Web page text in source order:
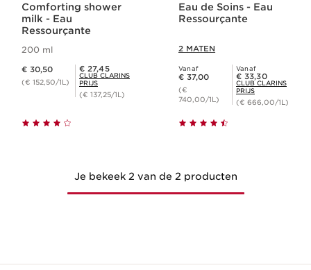
Comforting shower
milk - Eau
Ressourçante
200 ml
€ 30,50
(€ 152,50/1L)
Club Clarins Prijs € 27,45
€ 27,45
CLUB CLARINS
PRIJS
(€ 137,25/1L)
Eau de Soins - Eau
Ressourçante
2 MATEN
Vanaf
Dit is nu de prijs € 37,00
€ 37,00
(€
740,00/1L)
Vanaf
Club Clarins Prijs € 33,30
€ 33,30
CLUB CLARINS
PRIJS
(€ 666,00/1L)
Je bekeek 2 van de 2 producten